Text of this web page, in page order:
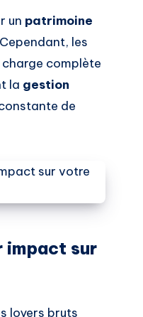
un patrimoine
les
charge complète
la gestion
de
impact sur
loyers bruts